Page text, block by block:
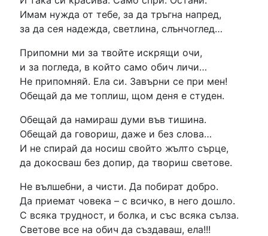
„И ето ме…“ в Стара Загора – 03.06.2026 г.
Представяне на стихосбирката „И ето ме…“ в гр. Стара Загора
Няма дни последни…
„И ето ме…“ в Бяла черква – 26.11.2025 г.
Представяне на стихосбирката „И ето ме…“ в гр. Бяла Черква
на 26.11.2025 г.
Имам нужда от тебе, за да тръгна напред,
за да сея надежда, светлина, слънчоглед…
Припомни ми за твойте искрящи очи,
и за погледа, в който само обич личи…
Не припомняй. Ела си. Завърни се при мен!
Обещай да ме топлиш, щом деня е студен.
Обещай да намираш думи във тишина.
Обещай да говориш, даже и без слова…
И не спирай да носиш свойто жълто сърце,
да докосваш без допир, да твориш светове.
Не вълшебни, а чисти. Да побират добро.
Да приемат човека – с всичко, в него дошло.
С всяка трудност, и болка, и със всяка сълза.
Светове все на обич да създаваш, ела!!!